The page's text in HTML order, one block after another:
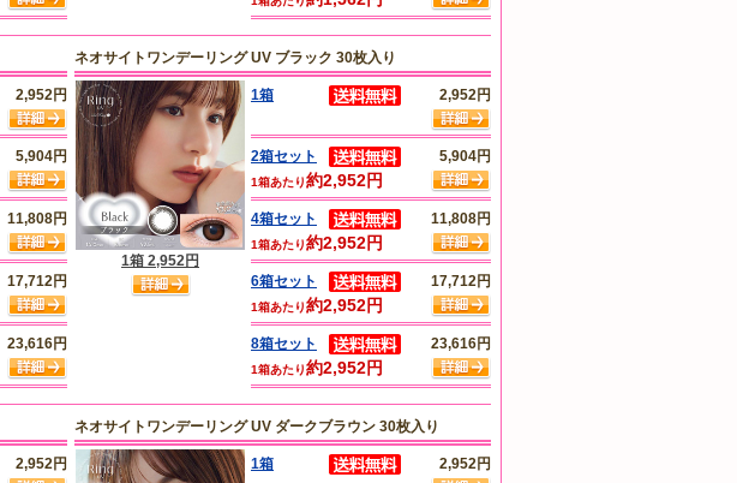
2,952円
5,904円
11,808円
17,712円
23,616円
ネオサイトワンデーリング UV ブラック 30枚入り
1箱 2,952円
1箱 2,952円
2箱セット 5,904円
1箱あたり約2,952円
4箱セット 11,808円
1箱あたり約2,952円
6箱セット 17,712円
1箱あたり約2,952円
8箱セット 23,616円
1箱あたり約2,952円
2,952円
ネオサイトワンデーリング UV ダークブラウン 30枚入り
1箱 2,952円